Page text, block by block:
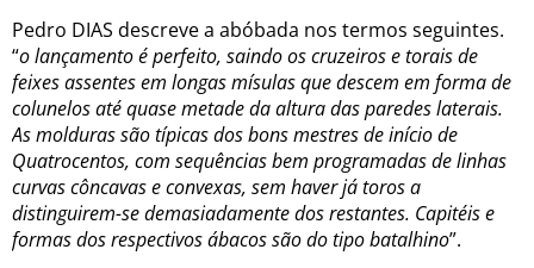
Pedro DIAS descreve a abóbada nos termos seguintes.
“o lançamento é perfeito, saindo os cruzeiros e torais de
feixes assentes em longas mísulas que descem em forma de
colunelos até quase metade da altura das paredes laterais.
As molduras são típicas dos bons mestres de início de
Quatrocentos, com sequências bem programadas de linhas
curvas côncavas e convexas, sem haver já toros a
distinguirem-se demasiadamente dos restantes. Capitéis e
formas dos respectivos ábacos são do tipo batalhino”.